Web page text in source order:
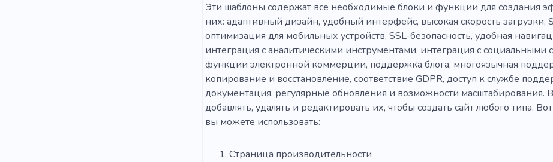
Эти шаблоны содержат все необходимые блоки и функции для создания
них: адаптивный дизайн, удобный интерфейс, высокая скорость загрузки,
оптимизация для мобильных устройств, SSL-безопасность, удобная
интеграция с аналитическими инструментами, интеграция с
функции электронной коммерции, поддержка блога, многоязычная
копирование и восстановление, соответствие GDPR, доступ к службе
документация, регулярные обновления и возможности масштабирования.
добавлять, удалять и редактировать их, чтобы создать сайт любого типа.
вы можете использовать:
Страница производительности